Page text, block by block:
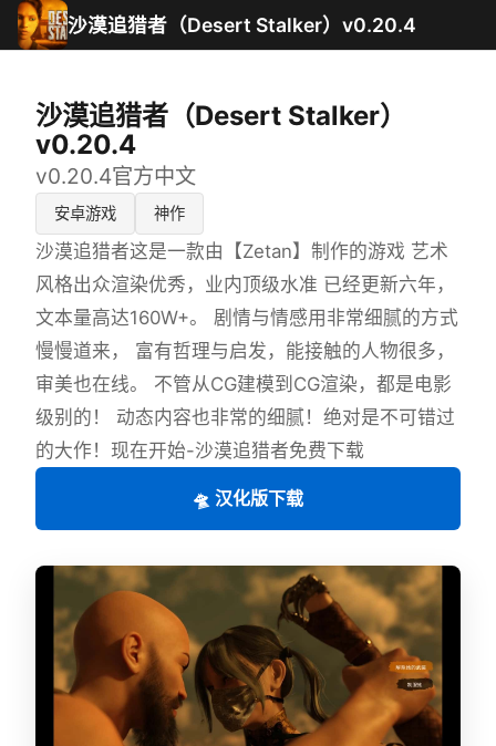
沙漠追猎者（Desert Stalker）v0.20.4
沙漠追猎者（Desert Stalker）
v0.20.4
v0.20.4官方中文
安卓游戏 神作
沙漠追猎者这是一款由【Zetan】制作的游戏 艺术
风格出众渲染优秀，业内顶级水准 已经更新六年，
文本量高达160W+。 剧情与情感用非常细腻的方式
慢慢道来， 富有哲理与启发，能接触的人物很多，
审美也在线。 不管从CG建模到CG渲染，都是电影
级别的！ 动态内容也非常的细腻！绝对是不可错过
的大作！现在开始-沙漠追猎者免费下载
🛸 汉化版下载